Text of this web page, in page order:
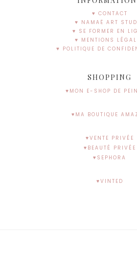
♥ CONTACT
♥ NAMAË ART
♥ SE FORMER EN
♥ MENTIONS
♥ POLITIQUE DE
SHOPPING
♥MON E-SHOP DE
♥MA BOUTIQUE
♥VENTE PRIVÉE
♥BEAUTÉ PRIVÉE
♥SEPHORA
♥VINTED